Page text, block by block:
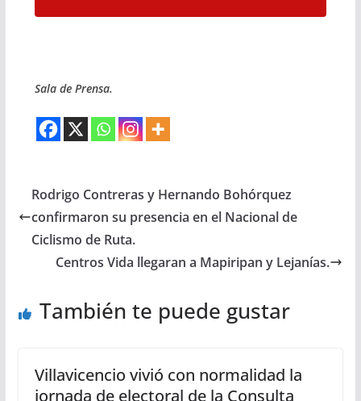
Sala de Prensa.
Rodrigo Contreras y Hernando Bohórquez
confirmaron su presencia en el Nacional de
Ciclismo de Ruta.
Centros Vida llegaran a Mapiripan y Lejanías.
También te puede gustar
Villavicencio vivió con normalidad la
jornada de electoral de la Consulta